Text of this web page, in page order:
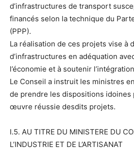
d’infrastructures de transport
financés selon la technique du
(PPP).
La réalisation de ces projets vise à
d’infrastructures en adéquation
l’économie et à soutenir
Le Conseil a instruit les ministres
de prendre les dispositions idoines
œuvre réussie desdits projets.
I.5. AU TITRE DU MINISTERE DU
L’INDUSTRIE ET DE L’ARTISANAT